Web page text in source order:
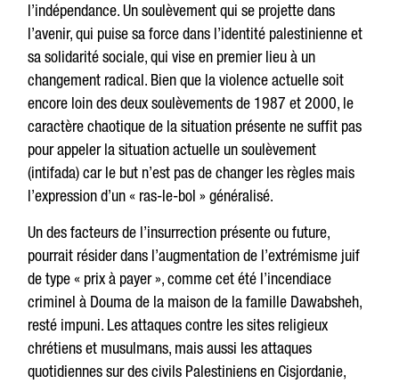
l’indépendance. Un soulèvement qui se projette dans
l’avenir, qui puise sa force dans l’identité palestinienne et
sa solidarité sociale, qui vise en premier lieu à un
changement radical. Bien que la violence actuelle soit
encore loin des deux soulèvements de 1987 et 2000, le
caractère chaotique de la situation présente ne suffit pas
pour appeler la situation actuelle un soulèvement
(intifada) car le but n’est pas de changer les règles mais
l’expression d’un « ras-le-bol » généralisé.
Un des facteurs de l’insurrection présente ou future,
pourrait résider dans l’augmentation de l’extrémisme juif
de type « prix à payer », comme cet été l’incendiace
criminel à Douma de la maison de la famille Dawabsheh,
resté impuni. Les attaques contre les sites religieux
chrétiens et musulmans, mais aussi les attaques
quotidiennes sur des civils Palestiniens en Cisjordanie,